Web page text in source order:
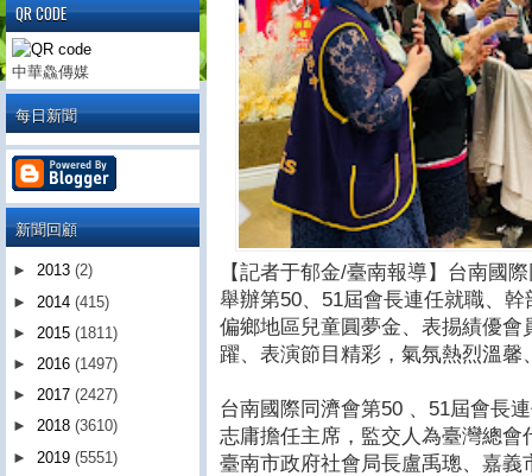
【記者于郁金/臺南報導】台南國
舉辦第50、51屆會長連任就職、
偏鄉地區兒童圓夢金、表掦績優
躍、表演節目精彩，氣氛熱烈溫馨
台南國際同濟會第50 、51屆會長
志庸擔任主席，監交人為臺灣總
臺南市政府社會局長盧禹璁、嘉
QR CODE
中華鱻傳媒
每日新聞
新聞回顧
► 2013 (2)
► 2014 (415)
► 2015 (1811)
► 2016 (1497)
► 2017 (2427)
► 2018 (3610)
► 2019 (5551)